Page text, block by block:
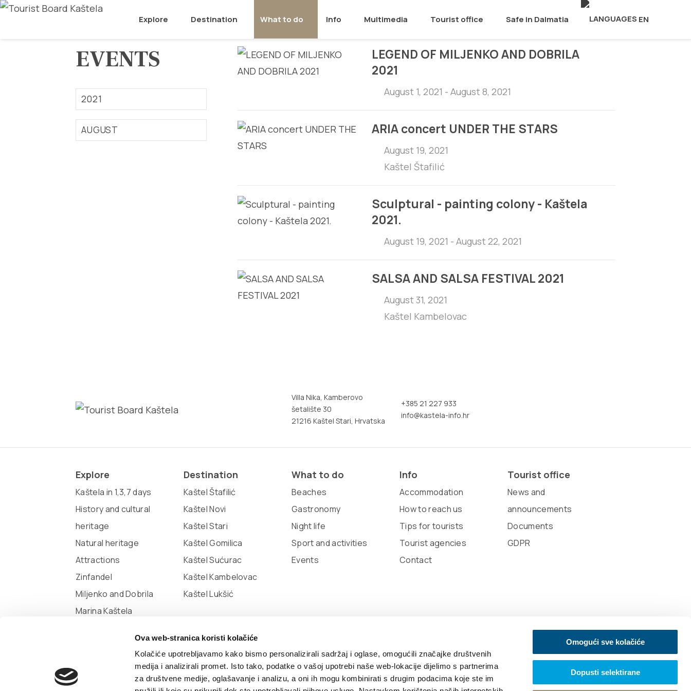
Ova web-stranica koristi kolačiće
Kolačiće upotrebljavamo kako bismo personalizirali sadržaj i oglase, omogućili značajke društvenih
medija i analizirali promet. Isto tako, podatke o vašoj upotrebi naše web-lokacije dijelimo s partnerima
za društvene medije, oglašavanje i analizu, a oni ih mogu kombinirati s drugim podacima koje ste im
Omogući sve kolačiće
Dopusti selektirane
Explore Destination What to do Info Multimedia Tourist office Safe in Dalmatia EN
EVENTS
2021
AUGUST
LEGEND OF MILJENKO AND DOBRILA
2021
August 1, 2021 - August 8, 2021
ARIA concert UNDER THE STARS
August 19, 2021
Kaštel Štafilić
Sculptural - painting colony - Kaštela
2021.
August 19, 2021 - August 22, 2021
SALSA AND SALSA FESTIVAL 2021
August 31, 2021
Kaštel Kambelovac
Villa Nika, Kamberovo
šetalište 30
21216 Kaštel Stari, Hrvatska
+385 21 227 933
info@kastela-info.hr
Explore
Kaštela in 1,3,7 days
History and cultural
heritage
Natural heritage
Attractions
Zinfandel
Miljenko and Dobrila
Marina Kaštela
Destination
Kaštel Štafilić
Kaštel Novi
Kaštel Stari
Kaštel Gomilica
Kaštel Sućurac
Kaštel Kambelovac
Kaštel Lukšić
What to do
Beaches
Gastronomy
Night life
Sport and activities
Events
Info
Accommodation
How to reach us
Tips for tourists
Tourist agencies
Contact
Tourist office
News and
announcements
Documents
GDPR